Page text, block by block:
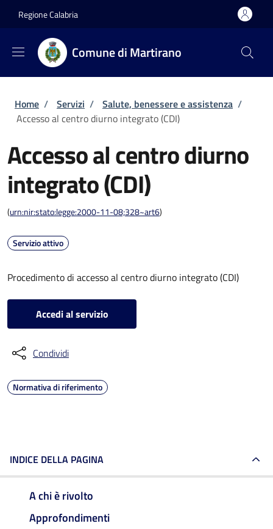
Regione Calabria
Comune di Martirano
Briciole di pane
Home / Servizi / Salute, benessere e assistenza /
Accesso al centro diurno integrato (CDI)
Accesso al centro diurno
integrato (CDI)
(urn:nir:stato:legge:2000-11-08;328~art6)
Servizio attivo
Procedimento di accesso al centro diurno integrato (CDI)
Accedi al servizio
Condividi
Normativa di riferimento
INDICE DELLA PAGINA
A chi è rivolto
Approfondimenti